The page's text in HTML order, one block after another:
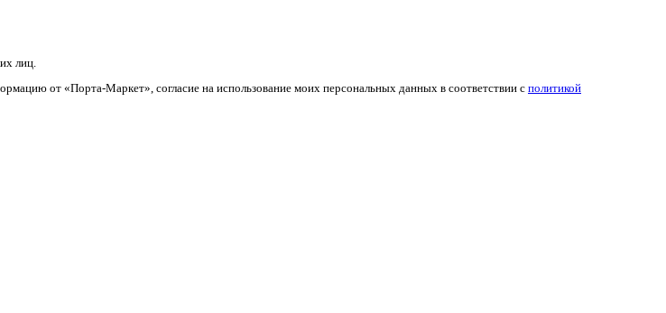
лиц.
от «Порта-Маркет», согласие на использование моих персональных данных в соответствии с политикой